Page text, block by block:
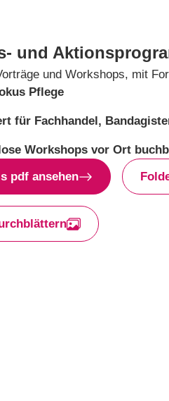
und
und Workshops, mit
Pflege
für Fachhandel,
Workshops vor Ort
pdf ansehen